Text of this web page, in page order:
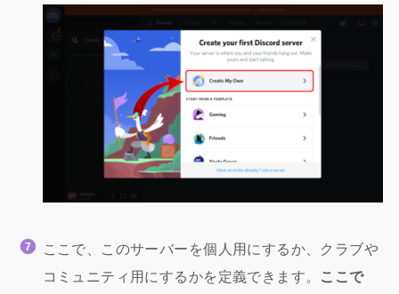
ここで、このサーバーを個人用にするか、クラブや
コミュニティ用にするかを定義できます。 ここで